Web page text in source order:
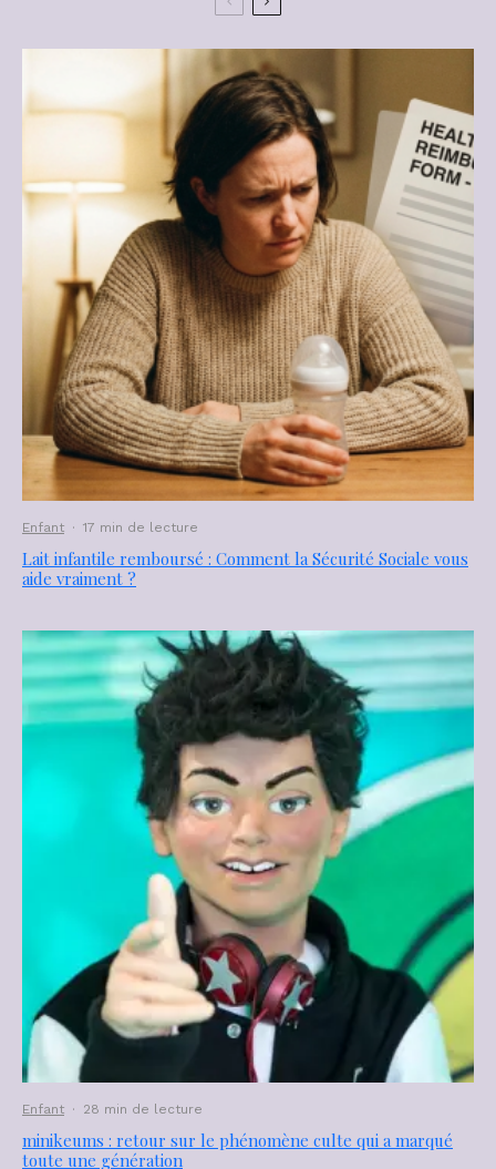
Enfant · 17 min de lecture
Lait infantile remboursé : Comment la Sécurité Sociale vous
aide vraiment ?
Enfant · 28 min de lecture
minikeums : retour sur le phénomène culte qui a marqué
toute une génération